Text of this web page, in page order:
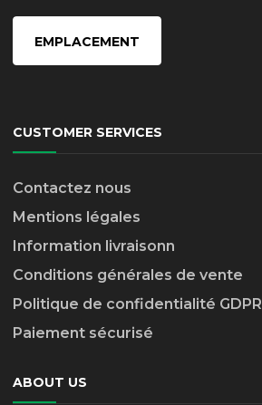
EMPLACEMENT
CUSTOMER SERVICES
Contactez nous
Mentions légales
Information livraisonn
Conditions générales de vente
Politique de confidentialité GDPR
Paiement sécurisé
ABOUT US